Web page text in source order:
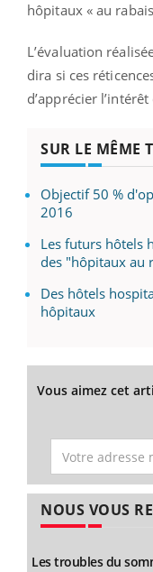
hôpitaux « au
L’évaluation
dira si ces
d’apprécier
SUR LE MÊME
Objectif 50 %
2016
Les futurs hôtels
des "hôpitaux au
Des hôtels
hôpitaux
Vous aimez cet
NOUS VOUS
Les troubles du